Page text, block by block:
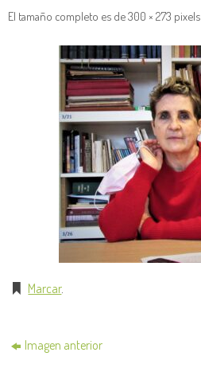
El tamaño completo es de300 × 273 pixels
Marcar.
Imagen anterior